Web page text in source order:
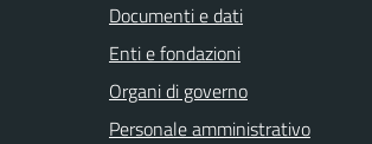
Documenti e dati
Enti e fondazioni
Organi di governo
Personale amministrativo